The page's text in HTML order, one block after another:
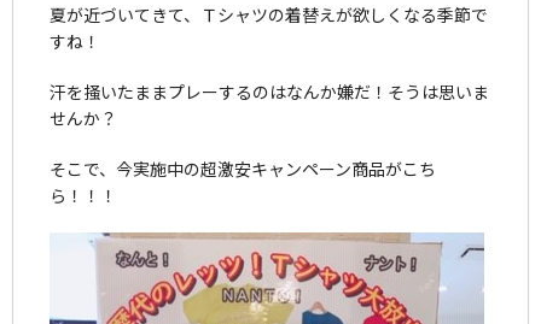
夏が近づいてきて、Ｔシャツの着替えが欲しくなる季節で
すね！
汗を掻いたままプレーするのはなんか嫌だ！そうは思いま
せんか？
そこで、今実施中の超激安キャンペーン商品がこち
ら！！！